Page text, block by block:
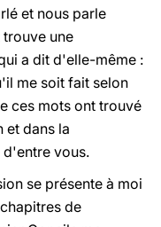
et nous parle
une
a dit d'elle-même :
me soit fait selon
ces mots ont trouvé
et dans la
vous.
se présente à moi
de